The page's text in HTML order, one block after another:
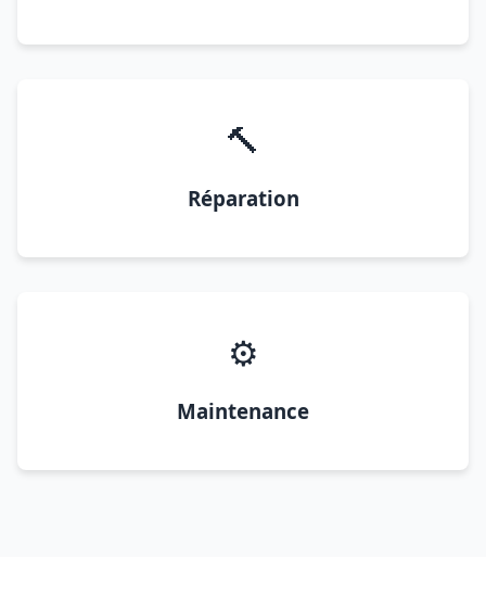
🔨
Réparation
⚙️
Maintenance